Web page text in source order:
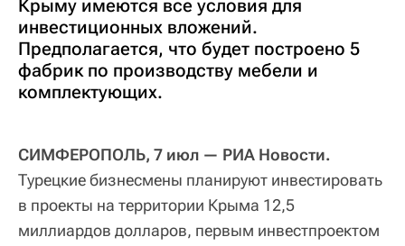
Крыму имеются все условия для
инвестиционных вложений.
Предполагается, что будет построено 5
фабрик по производству мебели и
комплектующих.
СИМФЕРОПОЛЬ, 7 июл — РИА Новости.
Турецкие бизнесмены планируют инвестировать
в проекты на территории Крыма 12,5
миллиардов долларов, первым инвестпроектом